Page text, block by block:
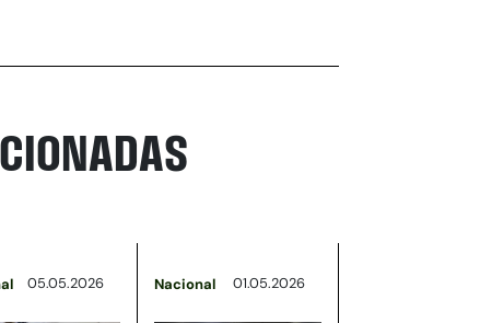
05.05.2026 Nacional 01.05.2026